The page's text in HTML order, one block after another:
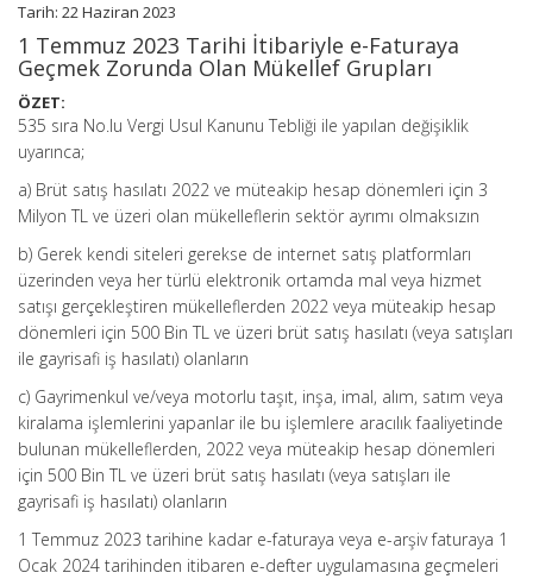
Tarih: 22 Haziran 2023
1 Temmuz 2023 Tarihi İtibariyle e-Faturaya
Geçmek Zorunda Olan Mükellef Grupları
ÖZET:
535 sıra No.lu Vergi Usul Kanunu Tebliği ile yapılan değişiklik
uyarınca;
a) Brüt satış hasılatı 2022 ve müteakip hesap dönemleri için 3
Milyon TL ve üzeri olan mükelleflerin sektör ayrımı olmaksızın
b) Gerek kendi siteleri gerekse de internet satış platformları
üzerinden veya her türlü elektronik ortamda mal veya hizmet
satışı gerçekleştiren mükelleflerden 2022 veya müteakip hesap
dönemleri için 500 Bin TL ve üzeri brüt satış hasılatı (veya satışları
ile gayrisafi iş hasılatı) olanların
c) Gayrimenkul ve/veya motorlu taşıt, inşa, imal, alım, satım veya
kiralama işlemlerini yapanlar ile bu işlemlere aracılık faaliyetinde
bulunan mükelleflerden, 2022 veya müteakip hesap dönemleri
için 500 Bin TL ve üzeri brüt satış hasılatı (veya satışları ile
gayrisafi iş hasılatı) olanların
1 Temmuz 2023 tarihine kadar e-faturaya veya e-arşiv faturaya 1
Ocak 2024 tarihinden itibaren e-defter uygulamasına geçmeleri